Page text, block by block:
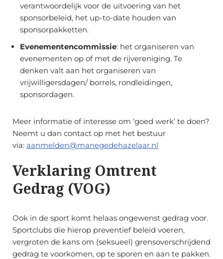
verantwoordelijk voor de uitvoering van het
sponsorbeleid, het up-to-date houden van
sponsorpakketten.
Evenementencommissie: het organiseren van
evenementen op of met de rijvereniging. Te
denken valt aan het organiseren van
vrijwilligersdagen/ borrels, rondleidingen,
sponsordagen.
Meer informatie of interesse om ‘goed werk’ te doen?
Neemt u dan contact op met het bestuur
via: aanmelden@manegedehazelaar.nl
Verklaring Omtrent
Gedrag (VOG)
Ook in de sport komt helaas ongewenst gedrag voor.
Sportclubs die hierop preventief beleid voeren,
vergroten de kans om (seksueel) grensoverschrijdend
gedrag te voorkomen, op te sporen en aan te pakken.